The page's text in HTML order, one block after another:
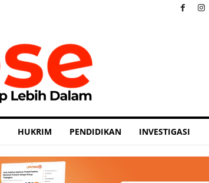
HUKRIM PENDIDIKAN INVESTIGASI